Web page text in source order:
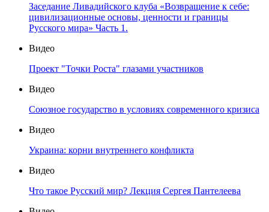
Заседание Ливадийского клуба «Возвращение к себе:
цивилизационные основы, ценности и границы
Русского мира» Часть 1.
Видео
Проект "Точки Роста" глазами участников
Видео
Союзное государство в условиях современного кризиса
Видео
Украина: корни внутреннего конфликта
Видео
Что такое Русский мир? Лекция Сергея Пантелеева